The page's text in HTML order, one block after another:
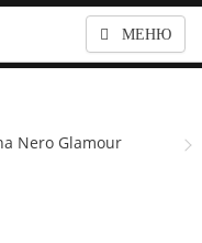
МЕНЮ
Nero Glamour